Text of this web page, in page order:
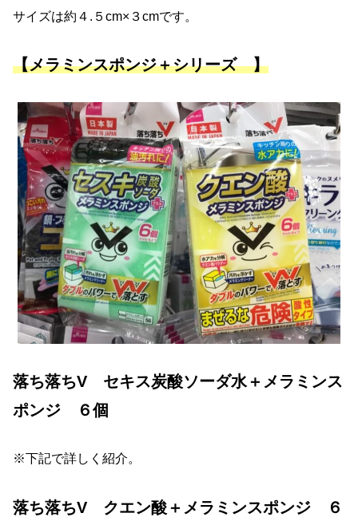
サイズは約４.５cm×３cmです。
【メラミンスポンジ＋シリーズ 】
落ち落ちV セキス炭酸ソーダ水＋メラミンス
ポンジ ６個
※下記で詳しく紹介。
落ち落ちV クエン酸＋メラミンスポンジ ６